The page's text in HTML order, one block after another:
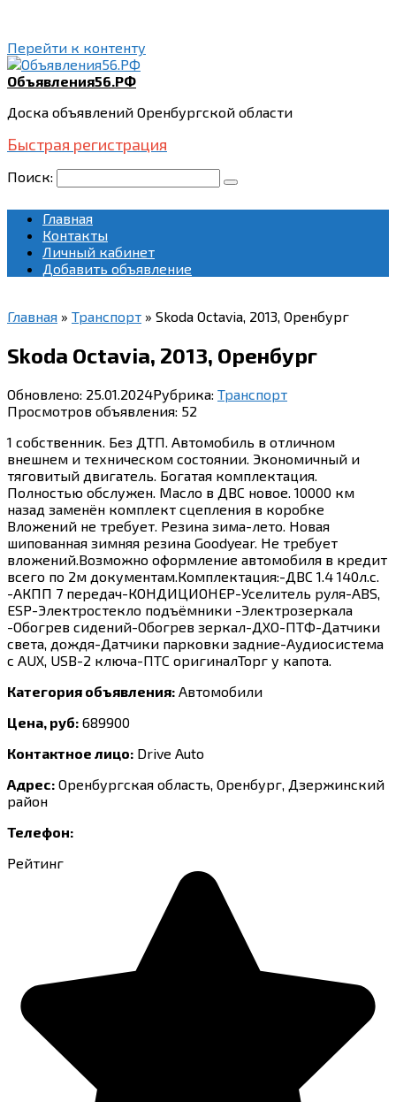
Перейти к контенту
Объявления56.РФ
Доска объявлений Оренбургской области
Быстрая регистрация
Поиск:
Главная
Контакты
Личный кабинет
Добавить объявление
Главная » Транспорт » Skoda Octavia, 2013, Оренбург
Skoda Octavia, 2013, Оренбург
Обновлено: 25.01.2024Рубрика: Транспорт
Просмотров объявления: 52
1 собственник. Без ДТП. Автомобиль в отличном
внешнем и техническом состоянии. Экономичный и
тяговитый двигатель. Богатая комплектация.
Полностью обслужен. Масло в ДВС новое. 10000 км
назад заменён комплект сцепления в коробке
Вложений не требует. Резина зима-лето. Новая
шипованная зимняя резина Goodyear. Не требует
вложений.Возможно оформление автомобиля в кредит
всего по 2м документам.Комплектация:-ДВС 1.4 140л.с.
-АКПП 7 передач-КОНДИЦИОНЕР-Уселитель руля-ABS,
ESP-Электростекло подъёмники -Электрозеркала
-Обогрев сидений-Обогрев зеркал-ДХО-ПТФ-Датчики
света, дождя-Датчики парковки задние-Аудиосистема
с AUX, USB-2 ключа-ПТС оригиналТорг у капота.
Категория объявления: Автомобили
Цена, руб: 689900
Контактное лицо: Drive Auto
Адрес: Оренбургская область, Оренбург, Дзержинский
район
Телефон:
Рейтинг